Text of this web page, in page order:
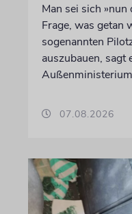
Man sei sich
Frage, was getan
sogenannten
auszubauen, sagt
07.08.2026